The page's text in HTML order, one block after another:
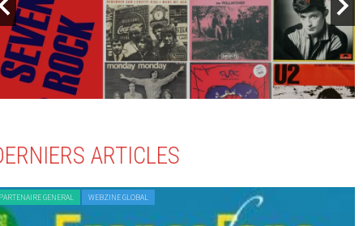
ARTICLES
GENERAL WEBZINE GLOBAL